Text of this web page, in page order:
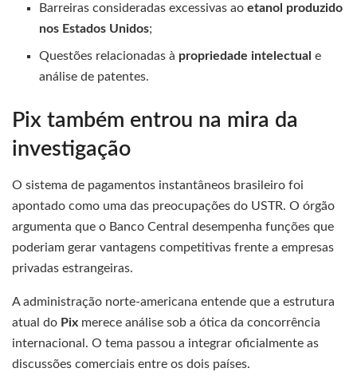
Barreiras consideradas excessivas aoetanol produzido
nos Estados Unidos;
Questões relacionadas à propriedade intelectual e
análise de patentes.
Pix também entrou na mira da
investigação
O sistema de pagamentos instantâneos brasileiro foi
apontado como uma das preocupações do USTR. O órgão
argumenta que o Banco Central desempenha funções que
poderiam gerar vantagens competitivas frente a empresas
privadas estrangeiras.
A administração norte-americana entende que a estrutura
atual do Pix merece análise sob a ótica da concorrência
internacional. O tema passou a integrar oficialmente as
discussões comerciais entre os dois países.